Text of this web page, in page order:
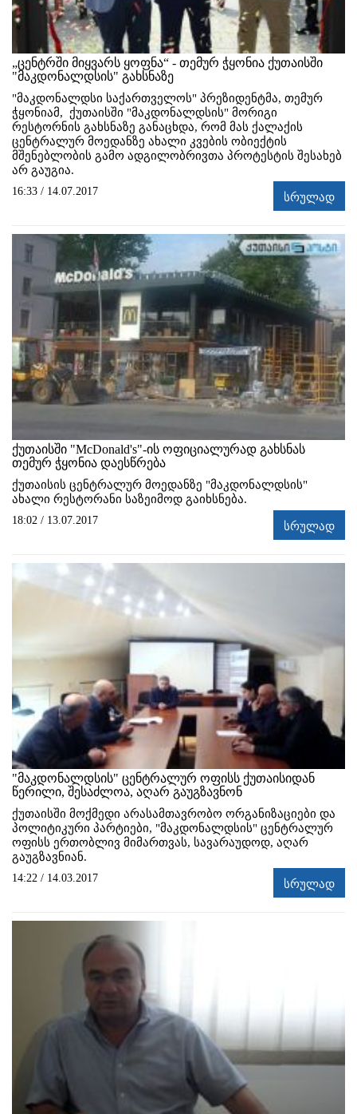
„ცენტრში მიყვარს ყოფნა“ - თემურ ჭყონია ქუთაისში
"მაკდონალდსის" გახსნაზე
"მაკდონალდსი საქართველოს" პრეზიდენტმა, თემურ
ჭყონიამ, ქუთაისში "მაკდონალდსის" მორიგი
რესტორნის გახსნაზე განაცხდა, რომ მას ქალაქის
ცენტრალურ მოედანზე ახალი კვების ობიექტის
მშენებლობის გამო ადგილობრივთა პროტესტის შესახებ
არ გაუგია.
16:33 / 14.07.2017 სრულად
ქუთაისში "McDonald's"-ის ოფიციალურად გახსნას
თემურ ჭყონია დაესწრება
ქუთაისის ცენტრალურ მოედანზე "მაკდონალდსის"
ახალი რესტორანი საზეიმოდ გაიხსნება.
18:02 / 13.07.2017 სრულად
"მაკდონალდსის" ცენტრალურ ოფისს ქუთაისიდან
წერილი, შესაძლოა, აღარ გაუგზავნონ
ქუთაისში მოქმედი არასამთავრობო ორგანიზაციები და
პოლიტიკური პარტიები, "მაკდონალდსის" ცენტრალურ
ოფისს ერთობლივ მიმართვას, სავარაუდოდ, აღარ
გაუგზავნიან.
14:22 / 14.03.2017 სრულად